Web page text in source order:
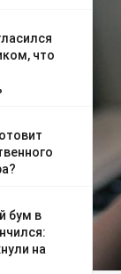
что
бум в
на